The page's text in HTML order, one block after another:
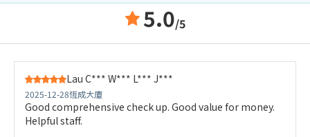
5.0/5
Lau C*** W*** L*** J***
2025-12-28恆成大廈
Good comprehensive check up. Good value for money.
Helpful staff.